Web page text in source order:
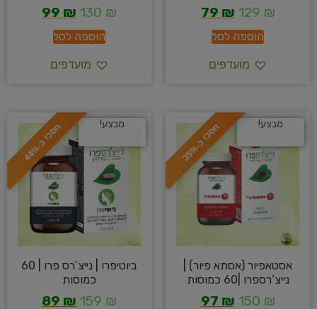
129 ₪
79 ₪
הוספה לסל
מועדפים
130 ₪
99 ₪
הוספה לסל
מועדפים
ח
ס
כ
ו
כ
-
3
5
% מבצע!
אסטאפיור (אסתא פיור) |
נייצ’רספרו |60 כמוסות
150 ₪
97 ₪
ח
ס
כ
ו
כ
-
4
4
% מבצע!
ביוטיפרו | נייצ’רס פרו | 60
כמוסות
159 ₪
89 ₪